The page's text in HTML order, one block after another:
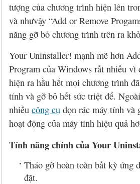
tượng của chương trình hiện lên
và nhưvậy “Add or Remove
năng gỡ bỏ chương trình trên ra
Your Uninstaller! mạnh mẽ hơn
Program của Windows rất nhiều vì
hiện ra hầu hết mọi chương trình
tính và gỡ bỏ hết sức triệt để.
nhiều công cụ dọn rác máy tính và
hoạt động của máy tính hiệu quả
Tính năng chính của Your
Tháo gỡ hoàn toàn bất kỳ ứng
đặt.